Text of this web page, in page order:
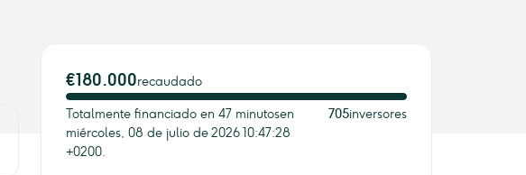
€180.000recaudado
Totalmente financiado en 47 minutosen
miércoles, 08 de julio de 2026 10:47:28
+0200.
705inversores